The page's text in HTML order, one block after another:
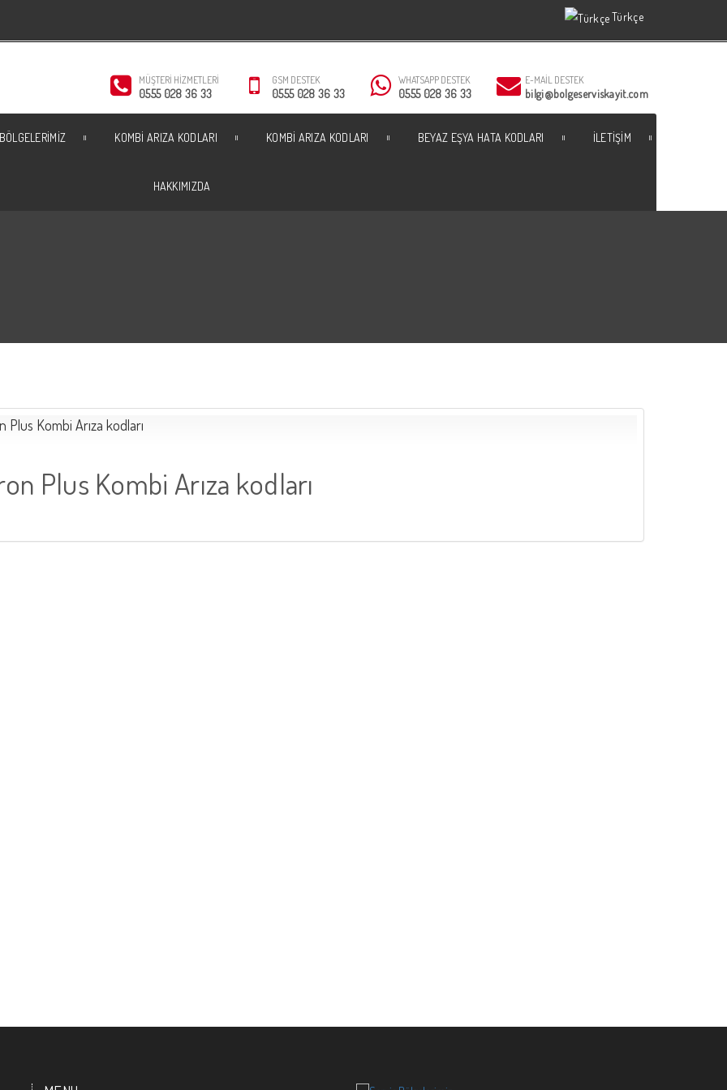
Türkçe
MÜŞTERI HIZMETLERI
0555 028 36 33
GSM DESTEK
0555 028 36 33
WHATSAPP DESTEK
0555 028 36 33
E-MAIL DESTEK
bilgi@bolgeserviskayit.com
KOMBI ARIZA KODLARI KOMBI ARIZA KODLARI BEYAZ EŞYA HATA KODLARI İLETIŞIM
HAKKIMIZDA
Türkçe
Plus Kombi Arıza kodları
Plus Kombi Arıza kodları